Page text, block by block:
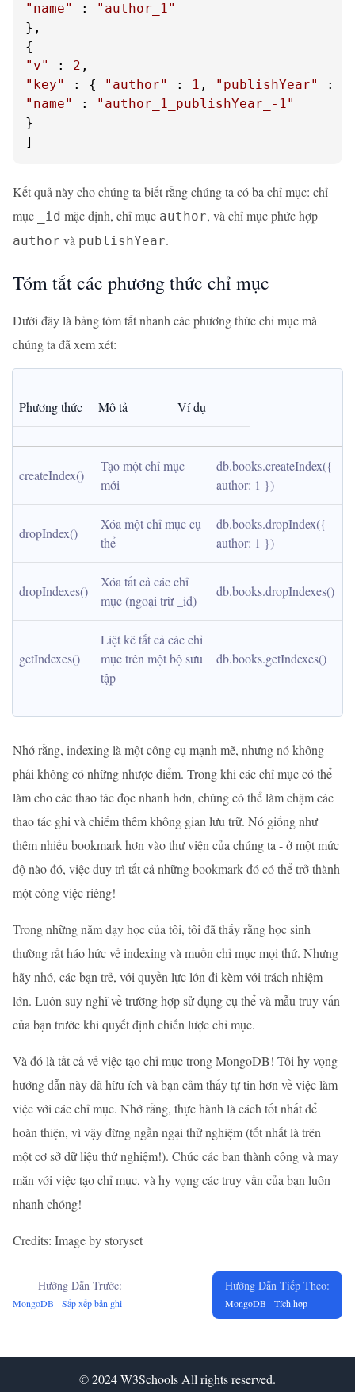
"name"
:
"author_1"
},
"v"
: 2
"key"
: { "author" : 1 , "publishYear" : -
"name"
:
"author_1_publishYear_-1"
}
]
Kết quả này cho chúng ta biết rằng chúng ta có ba chỉ mục: chỉ
mục
_id mặc định, chỉ mục author, và chỉ mục phức hợp
author và publishYear.
Tóm tắt các phương thức chỉ mục
Dưới đây là bảng tóm tắt nhanh các phương thức chỉ mục mà
chúng ta đã xem xét:
Phương thức Mô tả Ví dụ
createIndex()
Tạo một chỉ mục
mới
db.books.createIndex({
author: 1 })
dropIndex()
Xóa một chỉ mục cụ
thể
db.books.dropIndex({
author: 1 })
dropIndexes()
Xóa tất cả các chỉ
mục (ngoại trừ _id)
db.books.dropIndexes()
getIndexes()
Liệt kê tất cả các chỉ
mục trên một bộ sưu
tập
db.books.getIndexes()
Nhớ rằng, indexing là một công cụ mạnh mẽ, nhưng nó không
phải không có những nhược điểm. Trong khi các chỉ mục có thể
làm cho các thao tác đọc nhanh hơn, chúng có thể làm chậm các
thao tác ghi và chiếm thêm không gian lưu trữ. Nó giống như
thêm nhiều bookmark hơn vào thư viện của chúng ta - ở một mức
độ nào đó, việc duy trì tất cả những bookmark đó có thể trở thành
một công việc riêng!
Trong những năm dạy học của tôi, tôi đã thấy rằng học sinh
thường rất háo hức về indexing và muốn chỉ mục mọi thứ. Nhưng
hãy nhớ, các bạn trẻ, với quyền lực lớn đi kèm với trách nhiệm
lớn. Luôn suy nghĩ về trường hợp sử dụng cụ thể và mẫu truy vấn
của bạn trước khi quyết định chiến lược chỉ mục.
Và đó là tất cả về việc tạo chỉ mục trong MongoDB! Tôi hy vọng
hướng dẫn này đã hữu ích và bạn cảm thấy tự tin hơn về việc làm
việc với các chỉ mục. Nhớ rằng, thực hành là cách tốt nhất để
hoàn thiện, vì vậy đừng ngần ngại thử nghiệm (tốt nhất là trên
một cơ sở dữ liệu thử nghiệm!). Chúc các bạn thành công và may
mắn với việc tạo chỉ mục, và hy vọng các truy vấn của bạn luôn
nhanh chóng!
Credits: Image by storyset
Hướng Dẫn Trước:
MongoDB - Sắp xếp bản ghi
Hướng Dẫn Tiếp Theo:
MongoDB - Tích hợp
© 2024W3Schools All rights reserved.